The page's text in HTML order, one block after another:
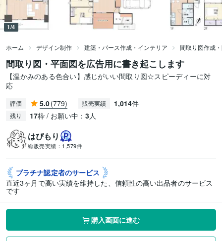
1/4
ホーム デザイン制作 建築・パース作成・インテリア 間取り図作成
間取り図・平面図を広告用に書き起こします
【温かみのある色合い】感じがいい間取り図☆スピーディーに対
応
評価 5.0(779) 販売実績 1,014件
残り 17枠 / お願い中： 3人
はぴもり
総販売実績： 1,579件
プラチナ認定者のサービス
直近3ヶ月で高い実績を維持した、信頼性の高い出品者のサービス
です
購入画面に進む